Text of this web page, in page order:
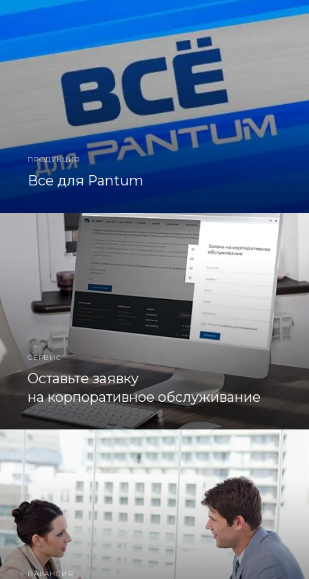
ПРОДУКЦИЯ
Все для Pantum
СЕРВИС
Оставьте заявку
на корпоративное обслуживание
ВАКАНСИЯ